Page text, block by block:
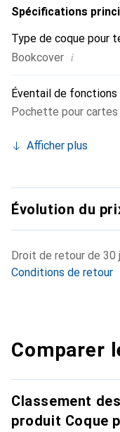
Spécifications
Type de coque pour
Bookcover i
Éventail de fonctions
Pochette pour
Afficher plus
Évolution du
Droit de retour de 30
Conditions de retour
Comparer
Classement
produit Coque